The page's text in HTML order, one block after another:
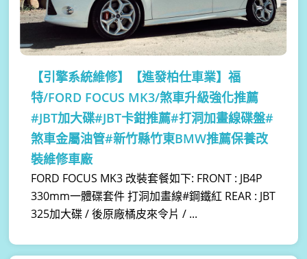
【引擎系統維修】
【進發柏仕車業】福
特/FORD FOCUS MK3/煞車升級強化推薦
#JBT加大碟#JBT卡鉗推薦#打洞加畫線碟盤#
煞車金屬油管#新竹縣竹東BMW推薦保養改
裝維修車廠
FORD FOCUS MK3 改裝套餐如下: FRONT : JB4P
330mm一體碟套件 打洞加畫線#鋼鐵紅 REAR : JBT
325加大碟 / 後原廠橘皮來令片 / ...